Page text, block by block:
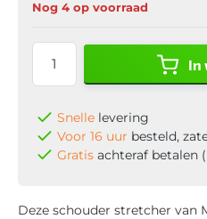
Nog 4 op voorraad
In
Snelle levering
Voor 16 uur besteld,
Gratis achteraf betalen
Deze schouder stretcher van